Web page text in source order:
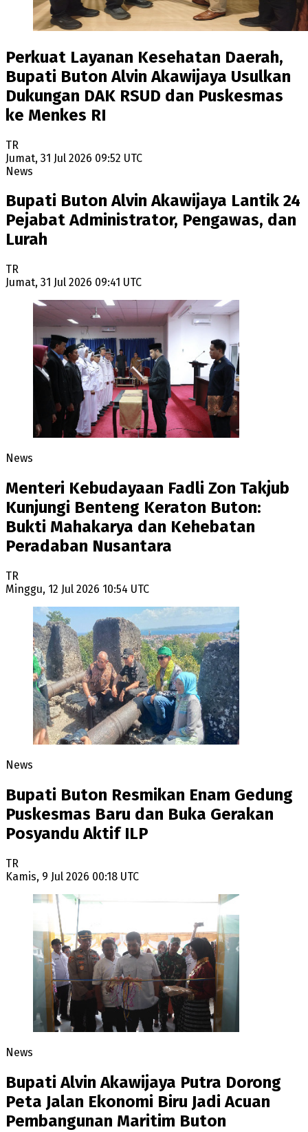
Perkuat Layanan Kesehatan Daerah,
Bupati Buton Alvin Akawijaya Usulkan
Dukungan DAK RSUD dan Puskesmas
ke Menkes RI
TR
Jumat, 31 Jul 2026 09:52 UTC
News
Bupati Buton Alvin Akawijaya Lantik 24
Pejabat Administrator, Pengawas, dan
Lurah
TR
Jumat, 31 Jul 2026 09:41 UTC
News
Menteri Kebudayaan Fadli Zon Takjub
Kunjungi Benteng Keraton Buton:
Bukti Mahakarya dan Kehebatan
Peradaban Nusantara
TR
Minggu, 12 Jul 2026 10:54 UTC
News
Bupati Buton Resmikan Enam Gedung
Puskesmas Baru dan Buka Gerakan
Posyandu Aktif ILP
TR
Kamis, 9 Jul 2026 00:18 UTC
News
Bupati Alvin Akawijaya Putra Dorong
Peta Jalan Ekonomi Biru Jadi Acuan
Pembangunan Maritim Buton